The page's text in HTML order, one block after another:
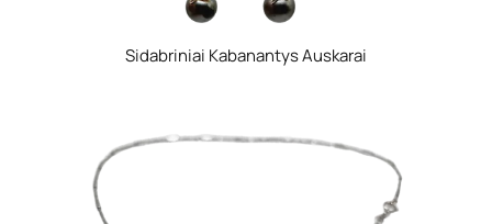
Sidabriniai Kabanantys Auskarai